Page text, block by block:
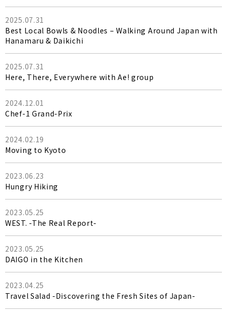
2025.07.31
Best Local Bowls & Noodles – Walking Around Japan with
Hanamaru & Daikichi
2025.07.31
Here, There, Everywhere with Ae! group
2024.12.01
Chef-1 Grand-Prix
2024.02.19
Moving to Kyoto
2023.06.23
Hungry Hiking
2023.05.25
WEST. -The Real Report-
2023.05.25
DAIGO in the Kitchen
2023.04.25
Travel Salad -Discovering the Fresh Sites of Japan-